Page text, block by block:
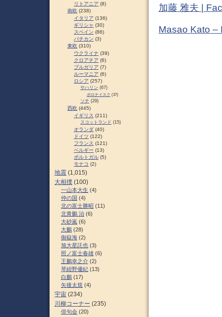
加藤 雅夫 |
Masao Kato –
リトアニア (8)
南欧 (238)
イタリア (136)
ギリシャ (30)
スペイン (86)
バチカン (3)
東欧 (310)
ウクライナ (39)
クロアチア (6)
ブルガリア (7)
ルーマニア (6)
ロシア (257)
サハリン (67)
ポロナイスク (37)
ソチ (29)
西欧 (445)
イギリス (211)
スコットランド (15)
オランダ (40)
ドイツ (122)
フランス (121)
ベルギー (13)
ポルトガル (5)
モナコ (2)
地震 (1,015)
大相撲 (100)
一山本大生 (4)
仲の国 (4)
北の富士勝昭 (11)
北青鵬 治 (6)
大砂嵐 (6)
大鵬 (28)
御嶽海 (2)
旭大星託也 (3)
照ノ富士春雄 (6)
王鵬幸之介 (2)
琴紺野優紀 (13)
白鵬 (17)
矢後太規 (4)
宇宙 (234)
川柳コーナー (235)
俳句会 (20)